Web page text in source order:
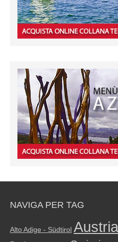
NAVIGA PER TAG
Alto Adige - Südtirol Austria